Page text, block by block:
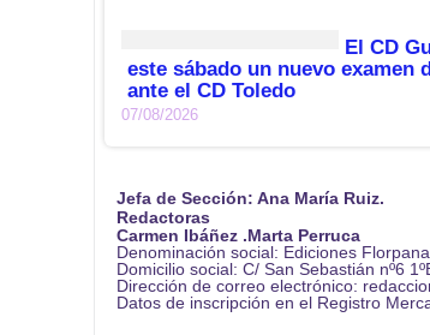
El CD
este sábado un nuevo examen
ante el CD Toledo
07/08/2026
Jefa de Sección: Ana María Ruiz.
Redactoras
Carmen Ibáñez .Marta Perruca
Denominación social: Ediciones
Domicilio social: C/ San Sebastián nº6
Dirección de correo electrónico:
Datos de inscripción en el Registro